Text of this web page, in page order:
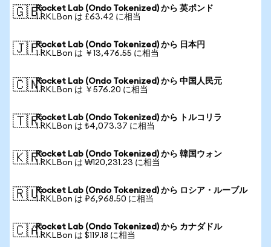
🇬🇧Rocket Lab (Ondo Tokenized) から 英ポンド
1 RKLBon は £63.42 に相当
🇯🇵Rocket Lab (Ondo Tokenized) から 日本円
1 RKLBon は ￥13,476.55 に相当
🇨🇳Rocket Lab (Ondo Tokenized) から 中国人民元
1 RKLBon は ￥576.20 に相当
🇹🇷Rocket Lab (Ondo Tokenized) から トルコリラ
1 RKLBon は ₺4,073.37 に相当
🇰🇷Rocket Lab (Ondo Tokenized) から 韓国ウォン
1 RKLBon は ₩120,231.23 に相当
🇷🇺Rocket Lab (Ondo Tokenized) から ロシア・ルーブル
1 RKLBon は ₽6,968.50 に相当
🇨🇦Rocket Lab (Ondo Tokenized) から カナダドル
1 RKLBon は $119.18 に相当